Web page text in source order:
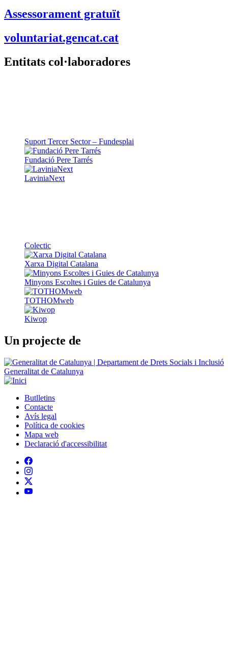
Assessorament gratuït
voluntariat.gencat.cat
Entitats col·laboradores
Suport Tercer Sector – Fundesplai
Fundació Pere Tarrés
LaviniaNext
Colectic
Xarxa Digital Catalana
Minyons Escoltes i Guies de Catalunya
TOTHOMweb
Kiwop
Un projecte de
Generalitat de Catalunya
Peu
Butlletins
Contacte
Avís legal
Política de cookies
Mapa web
Declaració d'accessibilitat